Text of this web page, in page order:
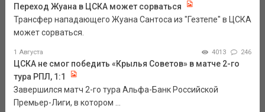
Переход Жуана в ЦСКА может сорваться
Трансфер нападающего Жуана Сантоса из "Гезтепе" в ЦСКА
может сорваться.
1 Августа 4013 246
ЦСКА не смог победить «Крылья Советов» в матче 2-го
тура РПЛ, 1:1
Завершился матч 2-го тура Альфа-Банк Российской
Премьер-Лиги, в котором ...